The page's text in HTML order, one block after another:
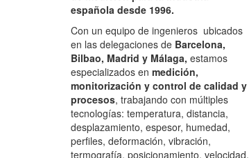
española desde 1996.
Con un equipo de ingenieros ubicados
en las delegaciones de Barcelona,
Bilbao, Madrid y Málaga, estamos
especializados en medición,
monitorización y control de calidad y
procesos, trabajando con múltiples
tecnologías: temperatura, distancia,
desplazamiento, espesor, humedad,
perfiles, deformación, vibración,
termografía, posicionamiento, velocidad,